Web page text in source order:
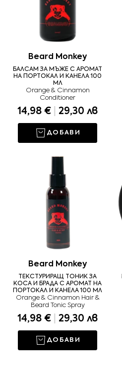
Beard Monkey
БАЛСАМ ЗА МЪЖЕ С АРОМАТ
НА ПОРТОКАЛ И КАНЕЛА 100
МЛ
Orange & Cinnamon
Conditioner
14,98 € 29,30 лв
ДОБАВИ
Beard Monkey
ТЕКСТУРИРАЩ ТОНИК ЗА
КОСА И БРАДА С АРОМАТ НА
ПОРТОКАЛ И КАНЕЛА 100 МЛ
Orange & Cinnamon Hair &
Beard Tonic Spray
14,98 € 29,30 лв
ДОБАВИ